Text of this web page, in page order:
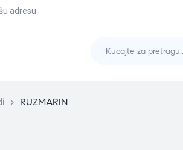
adresu
> RUZMARIN